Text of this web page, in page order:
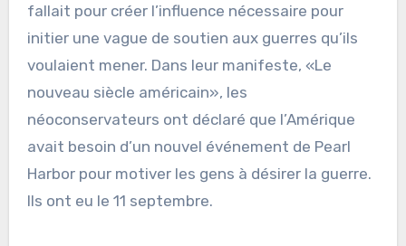
fallait pour créer l’influence nécessaire pour
initier une vague de soutien aux guerres qu’ils
voulaient mener. Dans leur manifeste, «Le
nouveau siècle américain», les
néoconservateurs ont déclaré que l’Amérique
avait besoin d’un nouvel événement de Pearl
Harbor pour motiver les gens à désirer la guerre.
Ils ont eu le 11 septembre.